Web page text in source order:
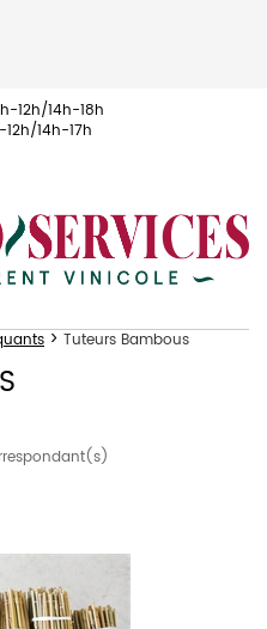
12h/14h-18h
14h-17h
> Tuteurs Bambous